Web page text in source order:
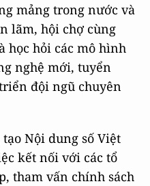
mảng trong nước và
lãm, hội chợ cùng
học hỏi các mô hình
nghệ mới, tuyển
đội ngũ chuyên
Nội dung số Việt
kết nối với các tổ
tham vấn chính sách